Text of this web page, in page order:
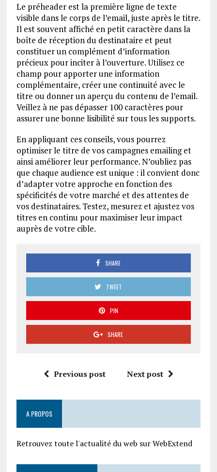
Le préheader est la première ligne de texte
visible dans le corps de l’email, juste après le titre.
Il est souvent affiché en petit caractère dans la
boîte de réception du destinataire et peut
constituer un complément d’information
précieux pour inciter à l’ouverture. Utilisez ce
champ pour apporter une information
complémentaire, créer une continuité avec le
titre ou donner un aperçu du contenu de l’email.
Veillez à ne pas dépasser 100 caractères pour
assurer une bonne lisibilité sur tous les supports.
En appliquant ces conseils, vous pourrez
optimiser le titre de vos campagnes emailing et
ainsi améliorer leur performance. N’oubliez pas
que chaque audience est unique : il convient donc
d’adapter votre approche en fonction des
spécificités de votre marché et des attentes de
vos destinataires. Testez, mesurez et ajustez vos
titres en continu pour maximiser leur impact
auprès de votre cible.
SHARE
TWEET
PIN
SHARE
Previous post Next post
A PROPOS
Retrouvez toute l'actualité du web sur WebExtend